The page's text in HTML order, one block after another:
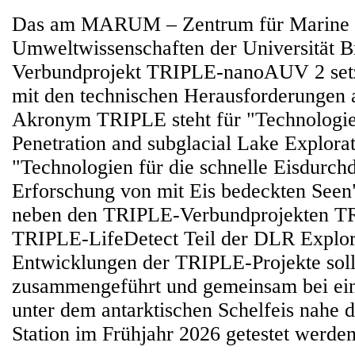
Das am MARUM – Zentrum für Marine
Umweltwissenschaften der Universität
Verbundprojekt TRIPLE-nanoAUV 2
mit den technischen Herausforderungen
Akronym TRIPLE steht für
Penetration and subglacial Lake
"Technologien für die schnelle
Erforschung von mit Eis bedeckten
neben den TRIPLE-Verbundprojekten
TRIPLE-LifeDetect Teil der DLR
Entwicklungen der TRIPLE-Projekte
zusammengeführt und gemeinsam bei
unter dem antarktischen Schelfeis nahe
Station im Frühjahr 2026 getestet